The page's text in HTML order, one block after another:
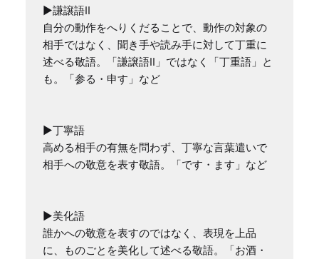
▶謙譲語II
自分の動作をへりくだることで、動作の対象の
相手ではなく、聞き手や読み手に対して丁重に
述べる敬語。「謙譲語II」ではなく「丁重語」と
も。「参る・申す」など
▶︎丁寧語
高める相手の有無を問わず、丁寧な言葉遣いで
相手への敬意を表す敬語。「です・ます」など
▶︎美化語
誰かへの敬意を表すのではなく、表現を上品
に、ものごとを美化して述べる敬語。「お酒・